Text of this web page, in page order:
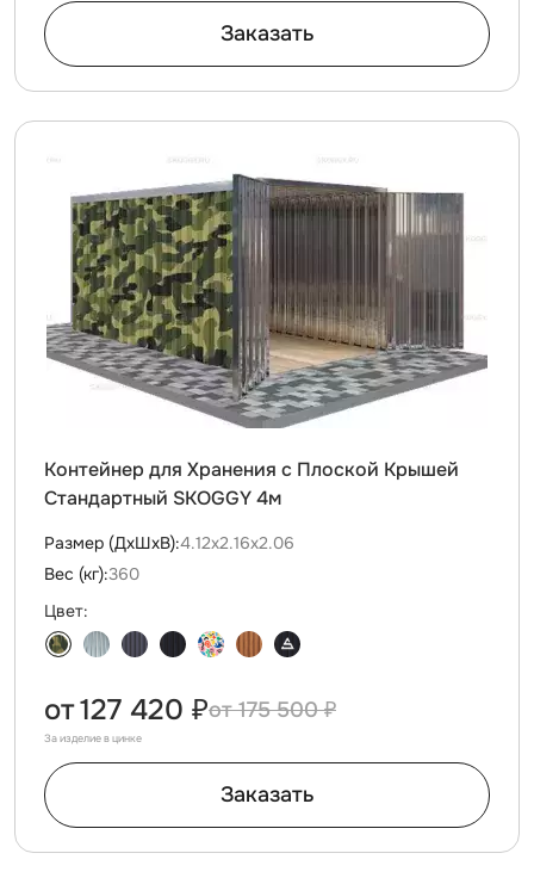
Заказать
Контейнер для Хранения с Плоской Крышей
Стандартный SKOGGY 4м
Размер (ДxШxВ):4.12х2.16х2.06
Вес (кг):360
Цвет:
175 500 ₽
от127 420 ₽
За изделие в цинке
Заказать